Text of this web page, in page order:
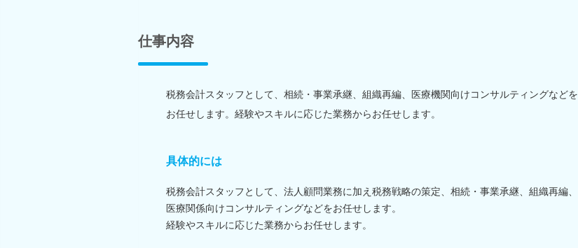
仕事内容
税務会計スタッフとして、相続・事業承継、組織再編、医療機関向けコンサルティングなどを
お任せします。経験やスキルに応じた業務からお任せします。
具体的には
税務会計スタッフとして、法人顧問業務に加え税務戦略の策定、相続・事業承継、組織再編、
医療関係向けコンサルティングなどをお任せします。
経験やスキルに応じた業務からお任せします。